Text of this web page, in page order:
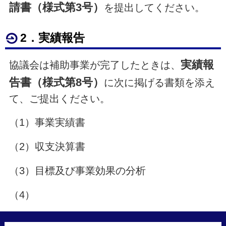
請書（様式第3号）
を提出してください。
2．実績報告
協議会は補助事業が完了したときは、 実績報
告書（様式第8号）
に次に掲げる書類を添え
て、ご提出ください。
（1）事業実績書
（2）収支決算書
（3）目標及び事業効果の分析
（4）